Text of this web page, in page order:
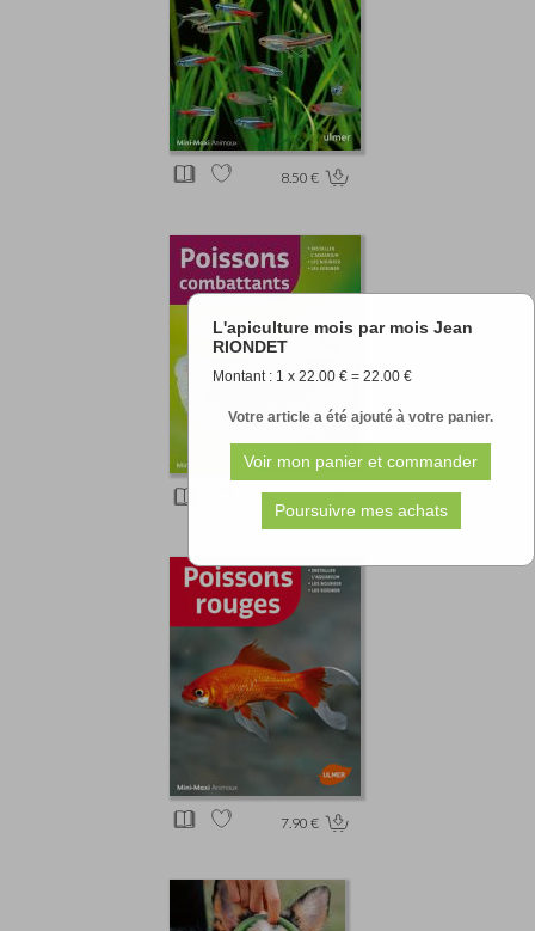
L'apiculture mois par mois Jean
RIONDET
Montant : 1 x 22.00 € = 22.00 €
Votre article a été ajouté à votre panier.
8.50 €
7.90 €